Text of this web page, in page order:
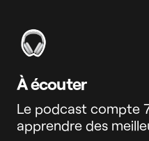
À écouter
Le podcast compte
apprendre des